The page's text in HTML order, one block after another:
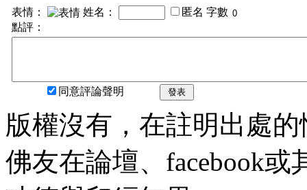
表情： 姓名： 匿名 字數
點評：
同意評論聲明 發表
版權沒有，在註明出處
佛友在論壇、facebook